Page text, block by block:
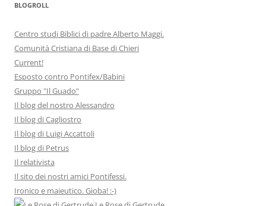
BLOGROLL
Centro studi Biblici di padre Alberto Maggi.
Comunità Cristiana di Base di Chieri
Current!
Esposto contro Pontifex/Babini
Gruppo "Il Guado"
Il blog del nostro Alessandro
Il blog di Cagliostro
Il blog di Luigi Accattoli
Il blog di Petrus
Il relativista
Il sito dei nostri amici Pontifessi.
Ironico e maieutico. Gioba! :-)